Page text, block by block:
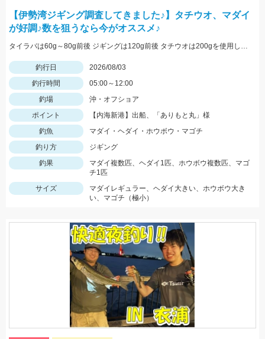
【伊勢湾ジギング調査してきました♪】タチウオ、マダイ
が好調♪数を狙うなら今がオススメ♪
タイラバは60g～80g前後 ジギングは120g前後 タチウオは200gを使用しました
釣行日
2026/08/03
釣行時間
05:00～12:00
釣場
沖・オフショア
ポイント
【内海新港】出船、「ありもと丸」様
釣魚
マダイ・ヘダイ・ホウボウ・マゴチ
釣り方
ジギング
釣果
マダイ複数匹、ヘダイ1匹、ホウボウ複数匹、マゴ
チ1匹
サイズ
マダイレギュラー、ヘダイ大きい、ホウボウ大き
い、マゴチ（極小）